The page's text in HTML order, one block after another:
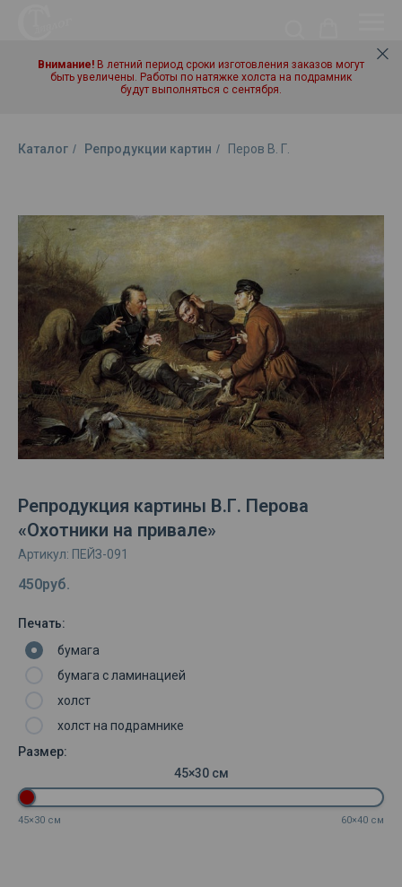
Внимание! В летний период сроки изготовления заказов могут
быть увеличены. Работы по натяжке холста на подрамник
будут выполняться с сентября.
Каталог / Репродукции картин / Перов В. Г.
Репродукция картины В.Г. Перова
«Охотники на привале»
Артикул: ПЕЙЗ-091
450руб.
Печать:
бумага
бумага с ламинацией
холст
холст на подрамнике
Размер:
45×30 см
45×30 см 60×40 см